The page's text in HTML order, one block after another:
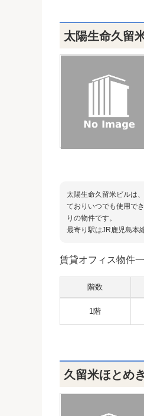
太陽生命久留
太陽生命久留米ビルは
ておりいつでも使用で
りの物件です。
最寄り駅はJR鹿児島本
賃貸オフィス物件
階数
1階
久留米ほとめ